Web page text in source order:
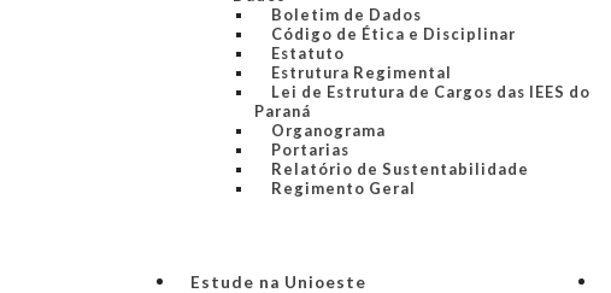
Boletim de Dados
Código de Ética e Disciplinar
Estatuto
Estrutura Regimental
Lei de Estrutura de Cargos das IEES do
Paraná
Organograma
Portarias
Relatório de Sustentabilidade
Regimento Geral
Estude na Unioeste